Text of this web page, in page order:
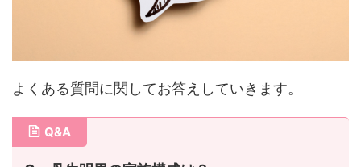
よくある質問に関してお答えしていきます。
Q&A